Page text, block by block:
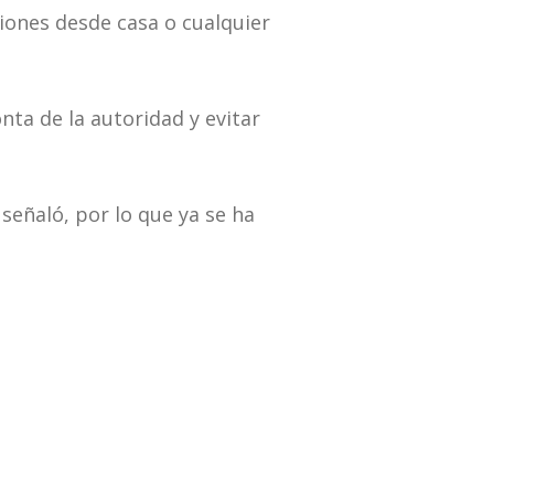
desde casa o cualquier
de la autoridad y evitar
por lo que ya se ha